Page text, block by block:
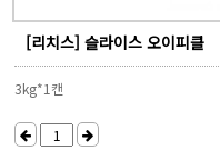
[리치스] 슬라이스 오이피클
3kg*1캔